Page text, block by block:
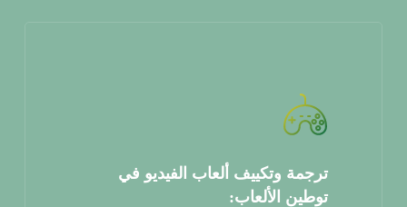
ترجمة وتكييف ألعاب الفيديو في
توطين الألعاب: